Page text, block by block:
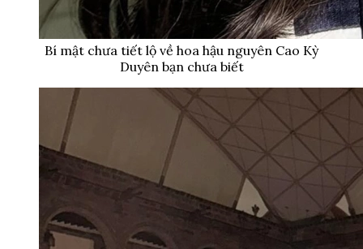
Bí mật chưa tiết lộ về hoa hậu nguyên Cao Kỳ
Duyên bạn chưa biết